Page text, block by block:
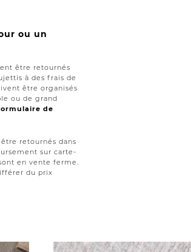
ou un
être retournés
à des frais de
être organisés
ou de grand
de
retournés dans
sur carte-
en vente ferme.
du prix